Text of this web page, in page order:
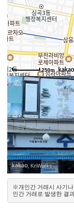
250m
일
, KnWorks
※개인간 거래시 사기
인간 거래로 발생한 결